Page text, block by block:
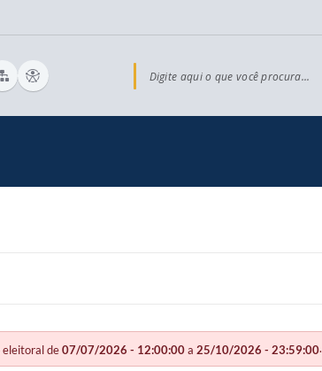
Digite aqui o que você procura...
eleitoral de07/07/2026 - 12:00:00a 25/10/2026 - 23:59:00.